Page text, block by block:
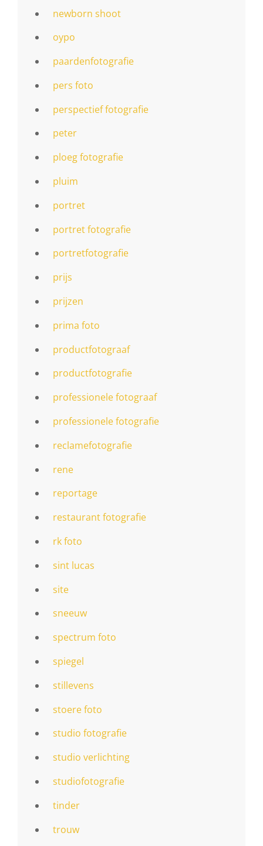
newborn shoot
oypo
paardenfotografie
pers foto
perspectief fotografie
peter
ploeg fotografie
pluim
portret
portret fotografie
portretfotografie
prijs
prijzen
prima foto
productfotograaf
productfotografie
professionele fotograaf
professionele fotografie
reclamefotografie
rene
reportage
restaurant fotografie
rk foto
sint lucas
site
sneeuw
spectrum foto
spiegel
stillevens
stoere foto
studio fotografie
studio verlichting
studiofotografie
tinder
trouw